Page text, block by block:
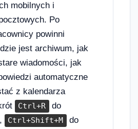
mobilnych i
Po
powinni
jest archiwum, jak
wiadomości, jak
automatyczne
z kalendarza
Ctrl+R
do
Ctrl+Shift+M
do